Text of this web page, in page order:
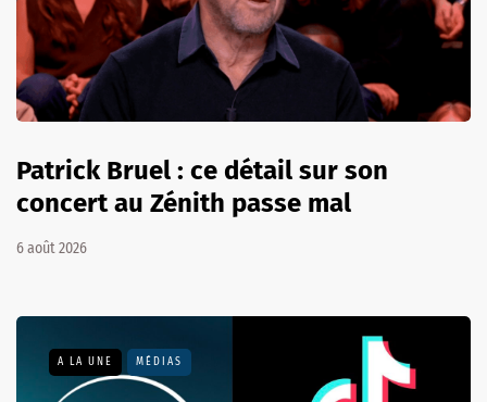
Patrick Bruel : ce détail sur son
concert au Zénith passe mal
6 août 2026
A LA UNE MÉDIAS